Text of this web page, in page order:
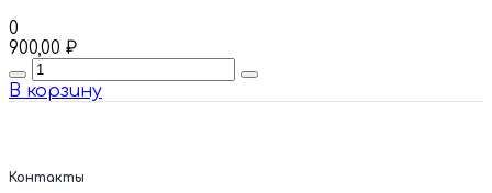
0
900,00 ₽
Quantity
В корзину
Контакты